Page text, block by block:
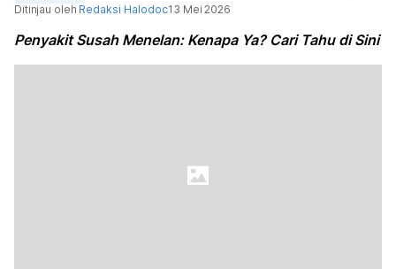
Ditinjau oleh Redaksi Halodoc13 Mei 2026
Penyakit Susah Menelan: Kenapa Ya? Cari Tahu di Sini